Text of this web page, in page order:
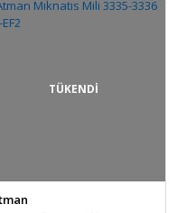
TÜKENDİ